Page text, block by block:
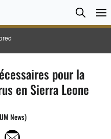
Search
pour la
en Sierra Leone
News)